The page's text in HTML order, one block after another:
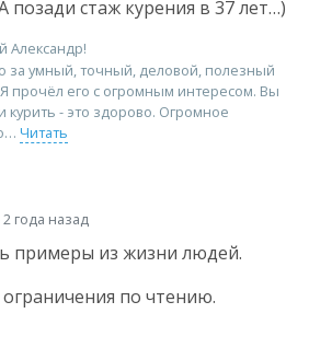
позади стаж курения в 37 лет…)
Александр!
за умный, точный, деловой, полезный
Я прочёл его с огромным интересом. Вы
курить - это здорово. Огромное
Читать
года назад
примеры из жизни людей.
по чтению.